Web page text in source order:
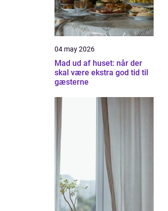
04 may 2026
Mad ud af huset: når der
skal være ekstra god tid til
gæsterne